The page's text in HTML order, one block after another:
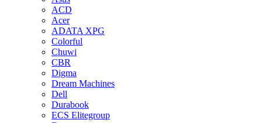
ACD
Acer
ADATA XPG
Colorful
Chuwi
CBR
Digma
Dream Machines
Dell
Durabook
ECS Elitegroup